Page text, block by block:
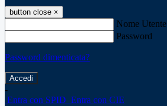
button close ×
Nome Utente
Password
Password dimenticata?
-
Entra con SPID Entra con CIE